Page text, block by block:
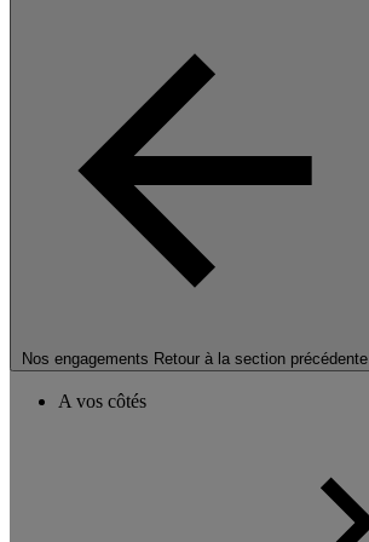
Nos engagements Retour à la section précédente
A vos côtés